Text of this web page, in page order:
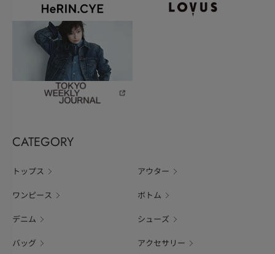
CATEGORY
トップス アウター
ワンピース ボトム
デニム シューズ
バッグ アクセサリー